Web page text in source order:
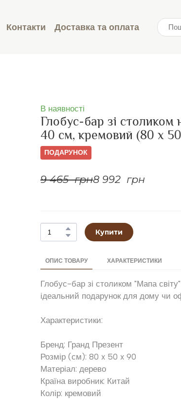
Контакти Доставка та оплата
В наявності
Глобус-бар зі
40 см, кремовий (80 х
ПОДАРУНОК
9 465  грн8 992  грн
Купити
ОПИС ТОВАРУ ХАРАКТЕРИСТИКИ
Глобус-бар зі столиком "Мапа
ідеальний подарунок для дому чи
Характеристики:
Бренд: Гранд Презент
Розмір (см): 80 x 50 x 90
Матеріал: дерево
Країна виробник: Китай
Колір: кремовий